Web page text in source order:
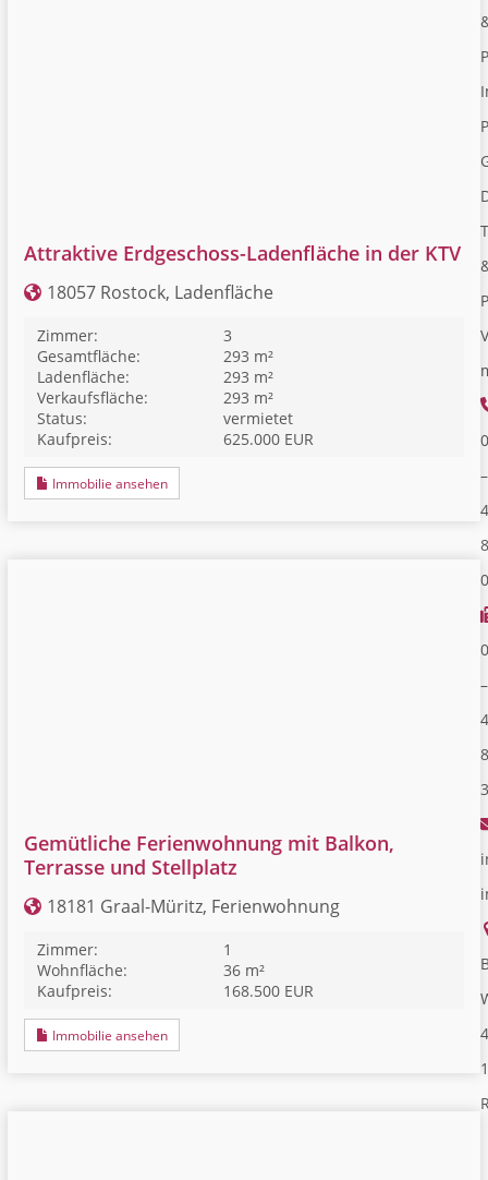
Attraktive Erdgeschoss-Ladenfläche in der KTV
18057 Rostock, Ladenfläche
Zimmer:
3
Gesamtfläche:
293 m²
Ladenfläche:
293 m²
Verkaufsfläche:
293 m²
Status:
vermietet
Kaufpreis:
625.000 EUR
Immobilie ansehen
Gemütliche Ferienwohnung mit Balkon,
Terrasse und Stellplatz
18181 Graal-Müritz, Ferienwohnung
Zimmer:
1
Wohnfläche:
36 m²
Kaufpreis:
168.500 EUR
Immobilie ansehen
–
0
–